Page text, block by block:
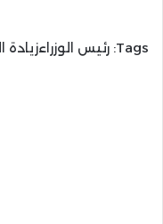
Tags: رئيس الوزراءزيادة